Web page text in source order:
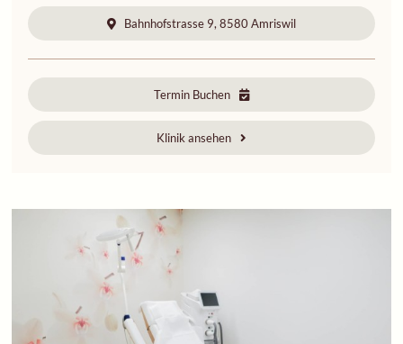
Bahnhofstrasse 9, 8580 Amriswil
Termin Buchen
Klinik ansehen